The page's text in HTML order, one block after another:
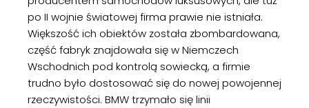
po II wojnie światowej firma prawie nie istniała.
Większość ich obiektów została zbombardowana,
część fabryk znajdowała się w Niemczech
Wschodnich pod kontrolą sowiecką, a firmie
trudno było dostosować się do nowej powojennej
rzeczywistości. BMW trzymało się linii